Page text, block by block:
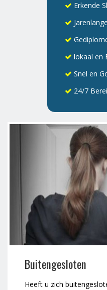
Erkende
lokaal en
Snel en
24/7
Buitengesloten
Heeft u zich